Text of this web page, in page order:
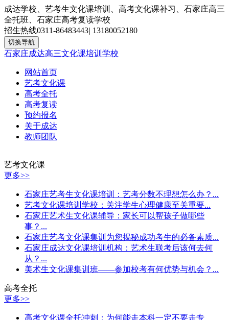
成达学校、艺考生文化课培训、高考文化课补习、石家庄高三
全托班、石家庄高考复读学校
招生热线0311-86483443| 13180052180
切换导航
石家庄成达高三文化课培训学校
网站首页
艺考文化课
高考全托
高考复读
预约报名
关于成达
教师团队
艺考文化课
更多>>
石家庄艺考生文化课培训：艺考分数不理想怎么办？...
艺考文化课培训学校：关注学生心理健康至关重要...
石家庄艺术生文化课辅导：家长可以帮孩子做哪些
事？...
石家庄艺考文化课集训为您揭秘成功考生的必备素质...
石家庄成达文化课培训机构：艺术生联考后该何去何
从？...
美术生文化课集训班——参加校考有何优势与机会？...
高考全托
更多>>
高考文化课全托冲刺：为何能走本科一定不要走专